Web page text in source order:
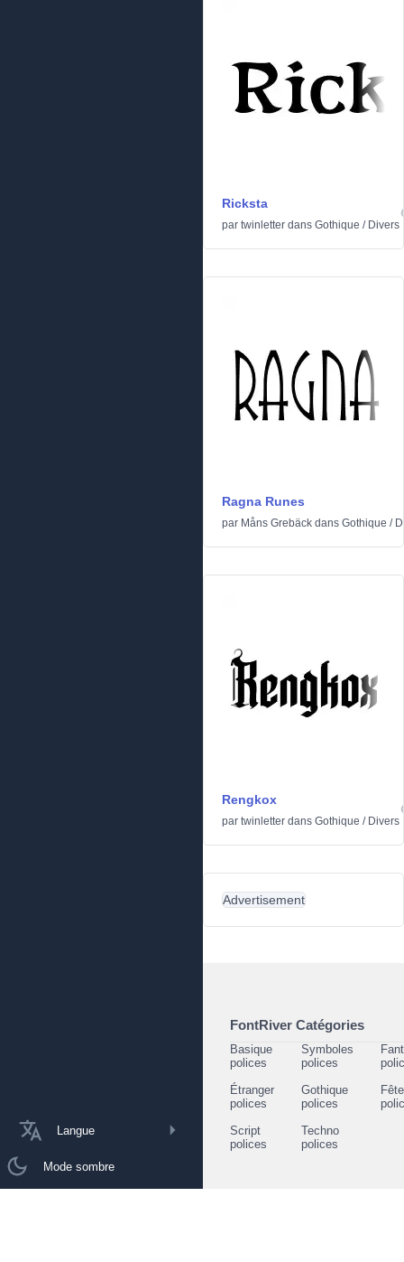
Langue
Mode sombre
Ricksta
par twinletter dans Gothique / Divers
Ragna Runes
par Måns Grebäck dans Gothique /
Rengkox
par twinletter dans Gothique / Divers
Advertisement
FontRiver Catégories
Basique
polices
Symboles
polices
Étranger
polices
Gothique
polices
Script
polices
Techno
polices